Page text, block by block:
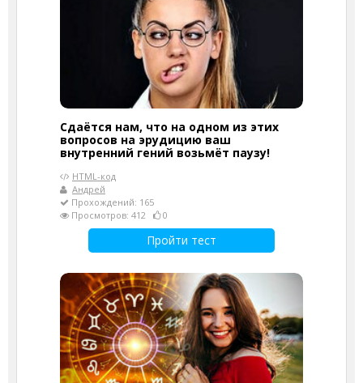
Сдаётся нам, что на одном из этих
вопросов на эрудицию ваш
внутренний гений возьмёт паузу!
HTML-код
Андрей
Прохождений: 165
Просмотров: 412
0
Пройти тест